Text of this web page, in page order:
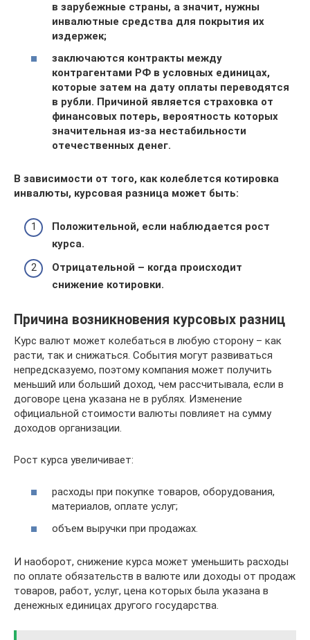
в зарубежные страны, а значит, нужны
инвалютные средства для покрытия их
издержек;
заключаются контракты между
контрагентами РФ в условных единицах,
которые затем на дату оплаты переводятся
в рубли. Причиной является страховка от
финансовых потерь, вероятность которых
значительная из-за нестабильности
отечественных денег.
В зависимости от того, как колеблется котировка
инвалюты, курсовая разница может быть:
Положительной, если наблюдается рост
курса.
Отрицательной – когда происходит
снижение котировки.
Причина возникновения курсовых разниц
Курс валют может колебаться в любую сторону – как
расти, так и снижаться. События могут развиваться
непредсказуемо, поэтому компания может получить
меньший или больший доход, чем рассчитывала, если в
договоре цена указана не в рублях. Изменение
официальной стоимости валюты повлияет на сумму
доходов организации.
Рост курса увеличивает:
расходы при покупке товаров, оборудования,
материалов, оплате услуг;
объем выручки при продажах.
И наоборот, снижение курса может уменьшить расходы
по оплате обязательств в валюте или доходы от продаж
товаров, работ, услуг, цена которых была указана в
денежных единицах другого государства.